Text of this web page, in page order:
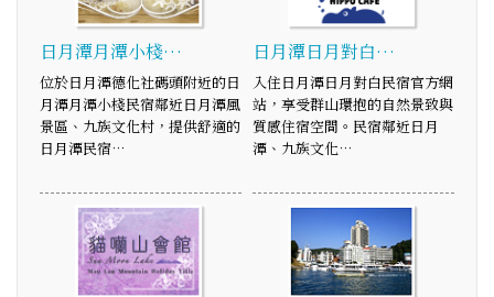
日月潭月潭小棧…
位於日月潭德化社碼頭附近的日
月潭月潭小棧民宿鄰近日月潭風
景區、九族文化村，提供舒適的
日月潭民宿…
日月潭日月對白…
入住日月潭日月對白民宿官方網
站，享受群山環抱的自然景致與
質感住宿空間。民宿鄰近日月
潭、九族文化…